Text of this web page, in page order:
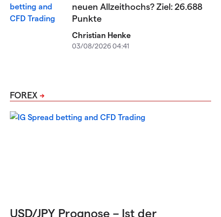
neuen Allzeithochs? Ziel: 26.688
Punkte
Christian Henke
03/08/2026 04:41
FOREX
USD/JPY Prognose – Ist der